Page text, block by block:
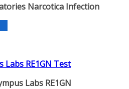
Narcotica Infection
Labs RE1GN